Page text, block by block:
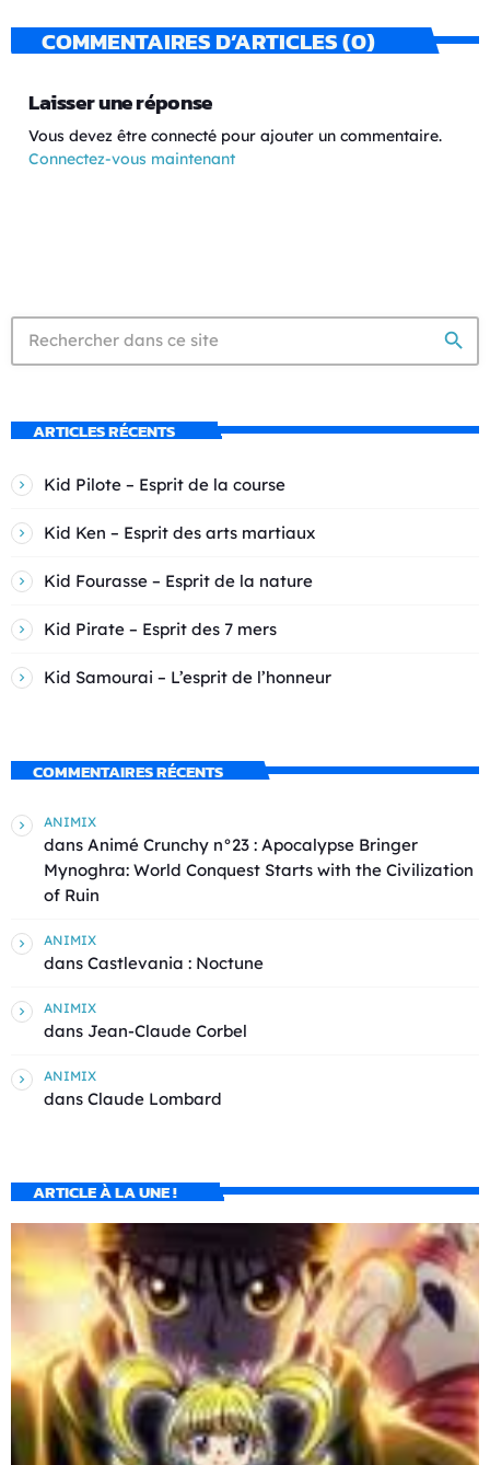
COMMENTAIRES D’ARTICLES (0)
Laisser une réponse
Vous devez être connecté pour ajouter un commentaire.
Connectez-vous maintenant
search
ARTICLES RÉCENTS
Kid Pilote – Esprit de la course
Kid Ken – Esprit des arts martiaux
Kid Fourasse – Esprit de la nature
Kid Pirate – Esprit des 7 mers
Kid Samourai – L’esprit de l’honneur
COMMENTAIRES RÉCENTS
ANIMIX
dans Animé Crunchy n°23 : Apocalypse Bringer
Mynoghra: World Conquest Starts with the Civilization
of Ruin
ANIMIX
dans Castlevania : Noctune
ANIMIX
dans Jean-Claude Corbel
ANIMIX
dans Claude Lombard
ARTICLE À LA UNE !